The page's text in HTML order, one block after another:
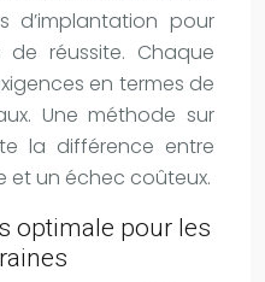
d’implantation pour
de réussite. Chaque
en termes de
Une méthode sur
la différence entre
et un échec coûteux.
optimale pour les